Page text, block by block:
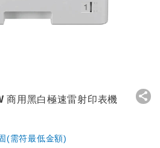
用黑白極速雷射印表機
(需符最低金額)